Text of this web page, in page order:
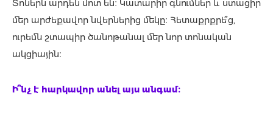
Տոներն արդեն մոտ են։ Կատարիր գնումներ և ստացիր
մեր արժեքավոր նվերներից մեկը։ Հետաքրքրե՞ց,
ուրեմն շտապիր ծանոթանալ մեր նոր տոնական
ակցիային։
Ի՞նչ է հարկավոր անել այս անգամ։